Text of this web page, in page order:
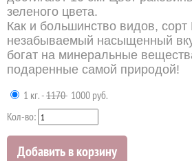
зеленого цвета.
Как и большинство видов, сорт
незабываемый насыщенный
богат на минеральные
подаренные самой природой!
1 кг. -1170 1000 руб.
Кол-во:
Добавить в корзину